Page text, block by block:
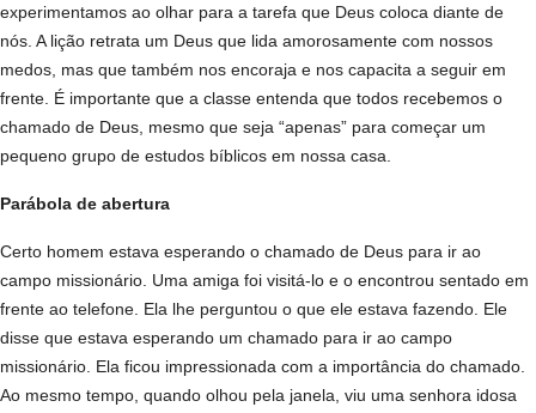
experimentamos ao olhar para a tarefa que Deus coloca diante de
nós. A lição retrata um Deus que lida amorosamente com nossos
medos, mas que também nos encoraja e nos capacita a seguir em
frente. É importante que a classe entenda que todos recebemos o
chamado de Deus, mesmo que seja “apenas” para começar um
pequeno grupo de estudos bíblicos em nossa casa.
Parábola de abertura
Certo homem estava esperando o chamado de Deus para ir ao
campo missionário. Uma amiga foi visitá-lo e o encontrou sentado em
frente ao telefone. Ela lhe perguntou o que ele estava fazendo. Ele
disse que estava esperando um chamado para ir ao campo
missionário. Ela ficou impressionada com a importância do chamado.
Ao mesmo tempo, quando olhou pela janela, viu uma senhora idosa